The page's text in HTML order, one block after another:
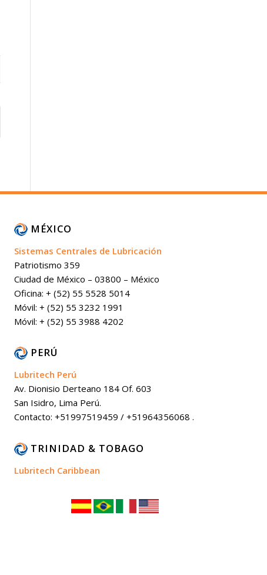
MÉXICO
Sistemas Centrales de Lubricación
Patriotismo 359
Ciudad de México – 03800 – México
Oficina: + (52) 55 5528 5014
Móvil: + (52) 55 3232 1991
Móvil: + (52) 55 3988 4202
PERÚ
Lubritech Perú
Av. Dionisio Derteano 184 Of. 603
San Isidro, Lima Perú.
Contacto: +51997519459 / +51964356068 .
TRINIDAD & TOBAGO
Lubritech Caribbean